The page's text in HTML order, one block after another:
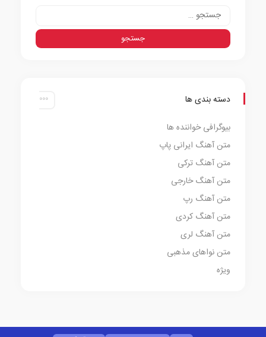
دسته بندی ها
بیوگرافی خواننده ها
متن آهنگ ایرانی پاپ
متن آهنگ ترکی
متن آهنگ خارجی
متن آهنگ رپ
متن آهنگ کردی
متن آهنگ لری
متن نواهای مذهبی
ویژه